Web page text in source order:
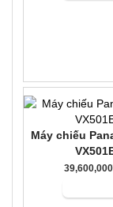
Máy chiếu